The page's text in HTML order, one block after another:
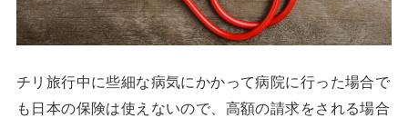
チリ旅行中に些細な病気にかかって病院に行った場合で
も日本の保険は使えないので、高額の請求をされる場合